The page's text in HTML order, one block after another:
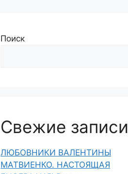
Поиск
Свежие записи
ЛЮБОВНИКИ ВАЛЕНТИНЫ
МАТВИЕНКО. НАСТОЯЩАЯ